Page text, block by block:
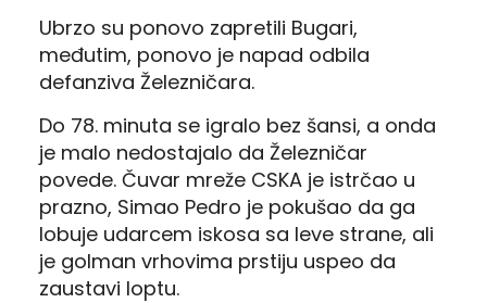
Ubrzo su ponovo zapretili Bugari,
međutim, ponovo je napad odbila
defanziva Železničara.
Do 78. minuta se igralo bez šansi, a onda
je malo nedostajalo da Železničar
povede. Čuvar mreže CSKA je istrčao u
prazno, Simao Pedro je pokušao da ga
lobuje udarcem iskosa sa leve strane, ali
je golman vrhovima prstiju uspeo da
zaustavi loptu.